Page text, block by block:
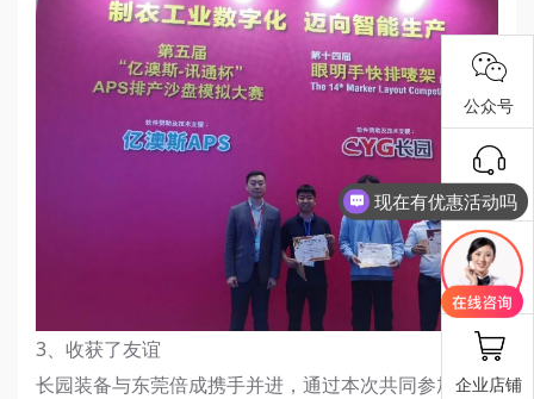
3、收获了友谊
长园装备与东莞倍成携手并进，通过本次共同参加举办
公众号
抖音号
报修工单
企业店铺
现在有优惠活动吗